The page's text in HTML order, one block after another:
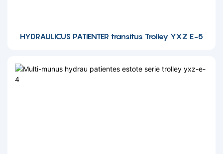
HYDRAULICUS PATIENTER transitus Trolley YXZ E-5